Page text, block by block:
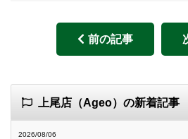
前の記事
上尾店（Ageo）の新着記事
2026/08/06